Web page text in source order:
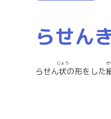
らせん
らせん状
じょう
の形をした